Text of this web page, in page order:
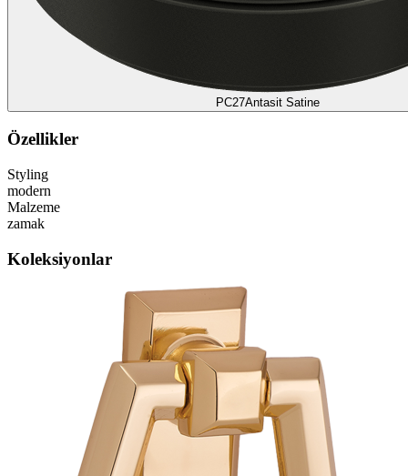
PC27Antasit Satine
Özellikler
Styling
modern
Malzeme
zamak
Koleksiyonlar